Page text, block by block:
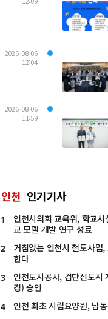
2026-08-06
12:04
2026-08-06
11:59
인천 인기기사
1
인천시의회 교육위, 학교시
교 모델 개발 연구 성료
2
거침없는 인천시 철도사업
한다
3
인천도시공사, 검단신도시
경) 승인
4 인천 최초 시립요양원, 남